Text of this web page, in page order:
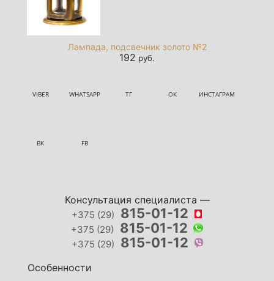
Лампада, подсвечник золото №2
192 руб.
VIBER WHATSAPP ТГ ОК ИНСТАГРАМ
ВК FB
Консультация специалиста —
+375 (29) 815-01-12
+375 (29) 815-01-12
+375 (29) 815-01-12
Особенности